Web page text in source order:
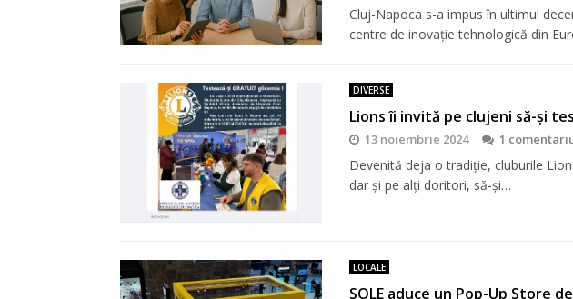
Cluj-Napoca s-a impus în ultimul
centre de inovație tehnologică din
DIVERSE
Lions îi invită pe clujeni să-şi
13 noiembrie 2024 1
Devenită deja o tradiţie, cluburile
dar şi pe alţi doritori, să-şi…
LOCALE
SOLE aduce un Pop-Up Store